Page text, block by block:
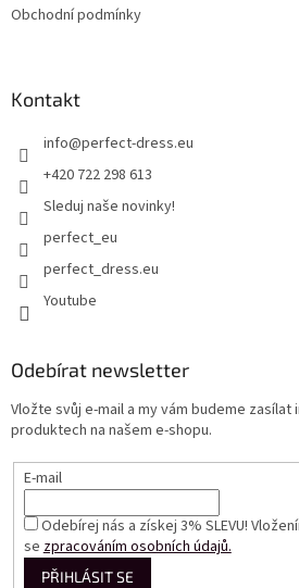
Obchodní podmínky
Kontakt
info@perfect-dress.eu
+420 722 298 613
Sleduj naše novinky!
perfect_eu
perfect_dress.eu
Youtube
Odebírat newsletter
Vložte svůj e-mail a my vám budeme zasílat
produktech na našem e-shopu.
E-mail
Odebírej nás a získej 3% SLEVU!
sezpracováním osobních údajů.
PŘIHLÁSIT SE